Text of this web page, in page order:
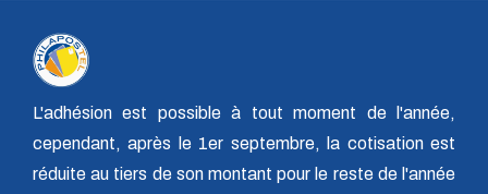
n° 136 - Juillet 2008
n° 135 - Avril 2008
n° 134 - Janvier 2008
n° 133 - Octobre 2007
L'adhésion est possible à tout moment de l'année,
cependant, après le 1er septembre, la cotisation est
réduite au tiers de son montant pour le reste de l'année